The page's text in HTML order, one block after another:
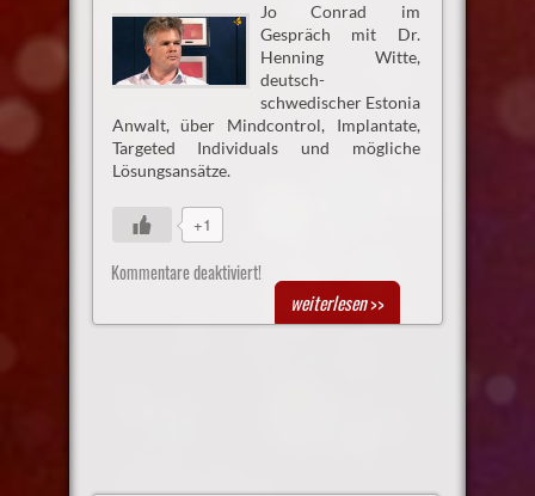
Jo Conrad im
Gespräch mit Dr.
Henning Witte,
deutsch-
schwedischer Estonia
Anwalt, über Mindcontrol, Implantate,
Targeted Individuals und mögliche
Lösungsansätze.
+1
Kommentare deaktiviert!
weiterlesen>>